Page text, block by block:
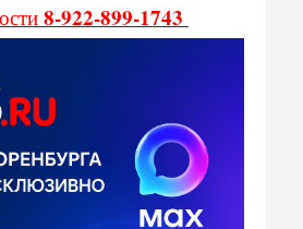
8-922-899-1743